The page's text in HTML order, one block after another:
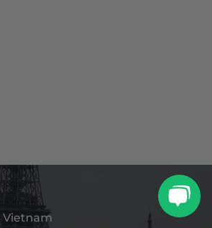
Vietnam